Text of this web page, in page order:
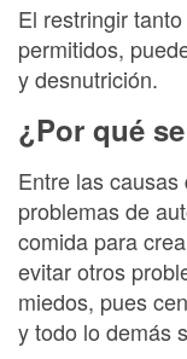
El restringir
permitidos,
y desnutrición.
¿Por qué
Entre las
problemas de
comida para
evitar otros
miedos, pues
y todo lo demás